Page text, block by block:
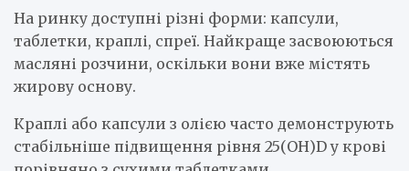
На ринку доступні різні форми: капсули,
таблетки, краплі, спреї. Найкраще засвоюються
масляні розчини, оскільки вони вже містять
жирову основу.
Краплі або капсули з олією часто демонструють
стабільніше підвищення рівня 25(OH)D у крові